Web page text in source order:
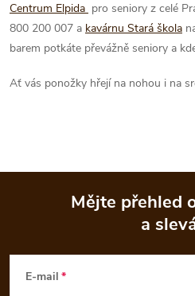
Centrum Elpida pro seniory z celé
800 200 007 a kavárnu Stará škola
barem potkáte převážně seniory a
Ať vás ponožky hřejí na nohou i na
Mějte přehled
a
E-mail